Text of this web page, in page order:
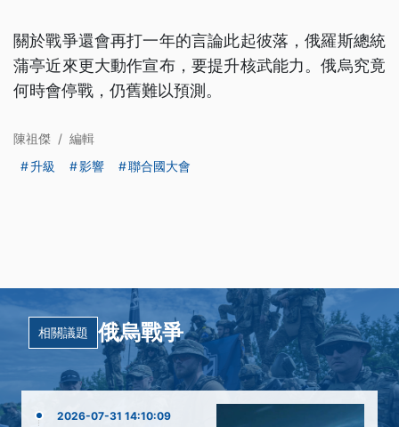
關於戰爭還會再打一年的言論此起彼落，俄羅斯總統
蒲亭近來更大動作宣布，要提升核武能力。俄烏究竟
何時會停戰，仍舊難以預測。
陳祖傑 / 編輯
升級
影響 聯合國大會
相關議題 俄烏戰爭
2026-07-31 14:10:09